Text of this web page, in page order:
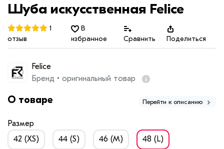
Шуба искусственная Felice
1
отзыв
В
избранное
Сравнить Поделиться
Felice
Бренд • оригинальный товар
О товаре Перейти к описанию
Размер
42 (XS)
44 (S) 46 (M) 48 (L)